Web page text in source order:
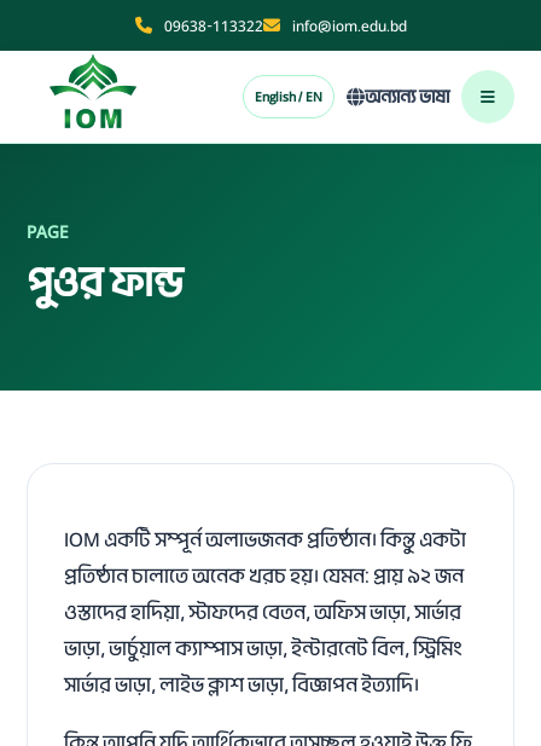
09638-113322 info@iom.edu.bd
English / EN অন্যান্য ভাষা
PAGE
পুওর ফান্ড
IOM একটি সম্পূর্ন অলাভজনক প্রতিষ্ঠান। কিন্তু একটা
প্রতিষ্ঠান চালাতে অনেক খরচ হয়। যেমন: প্রায় ৯২ জন
ওস্তাদের হাদিয়া, স্টাফদের বেতন, অফিস ভাড়া, সার্ভার
ভাড়া, ভার্চুয়াল ক্যাম্পাস ভাড়া, ইন্টারনেট বিল, স্ট্রিমিং
সার্ভার ভাড়া, লাইভ ক্লাশ ভাড়া, বিজ্ঞাপন ইত্যাদি।